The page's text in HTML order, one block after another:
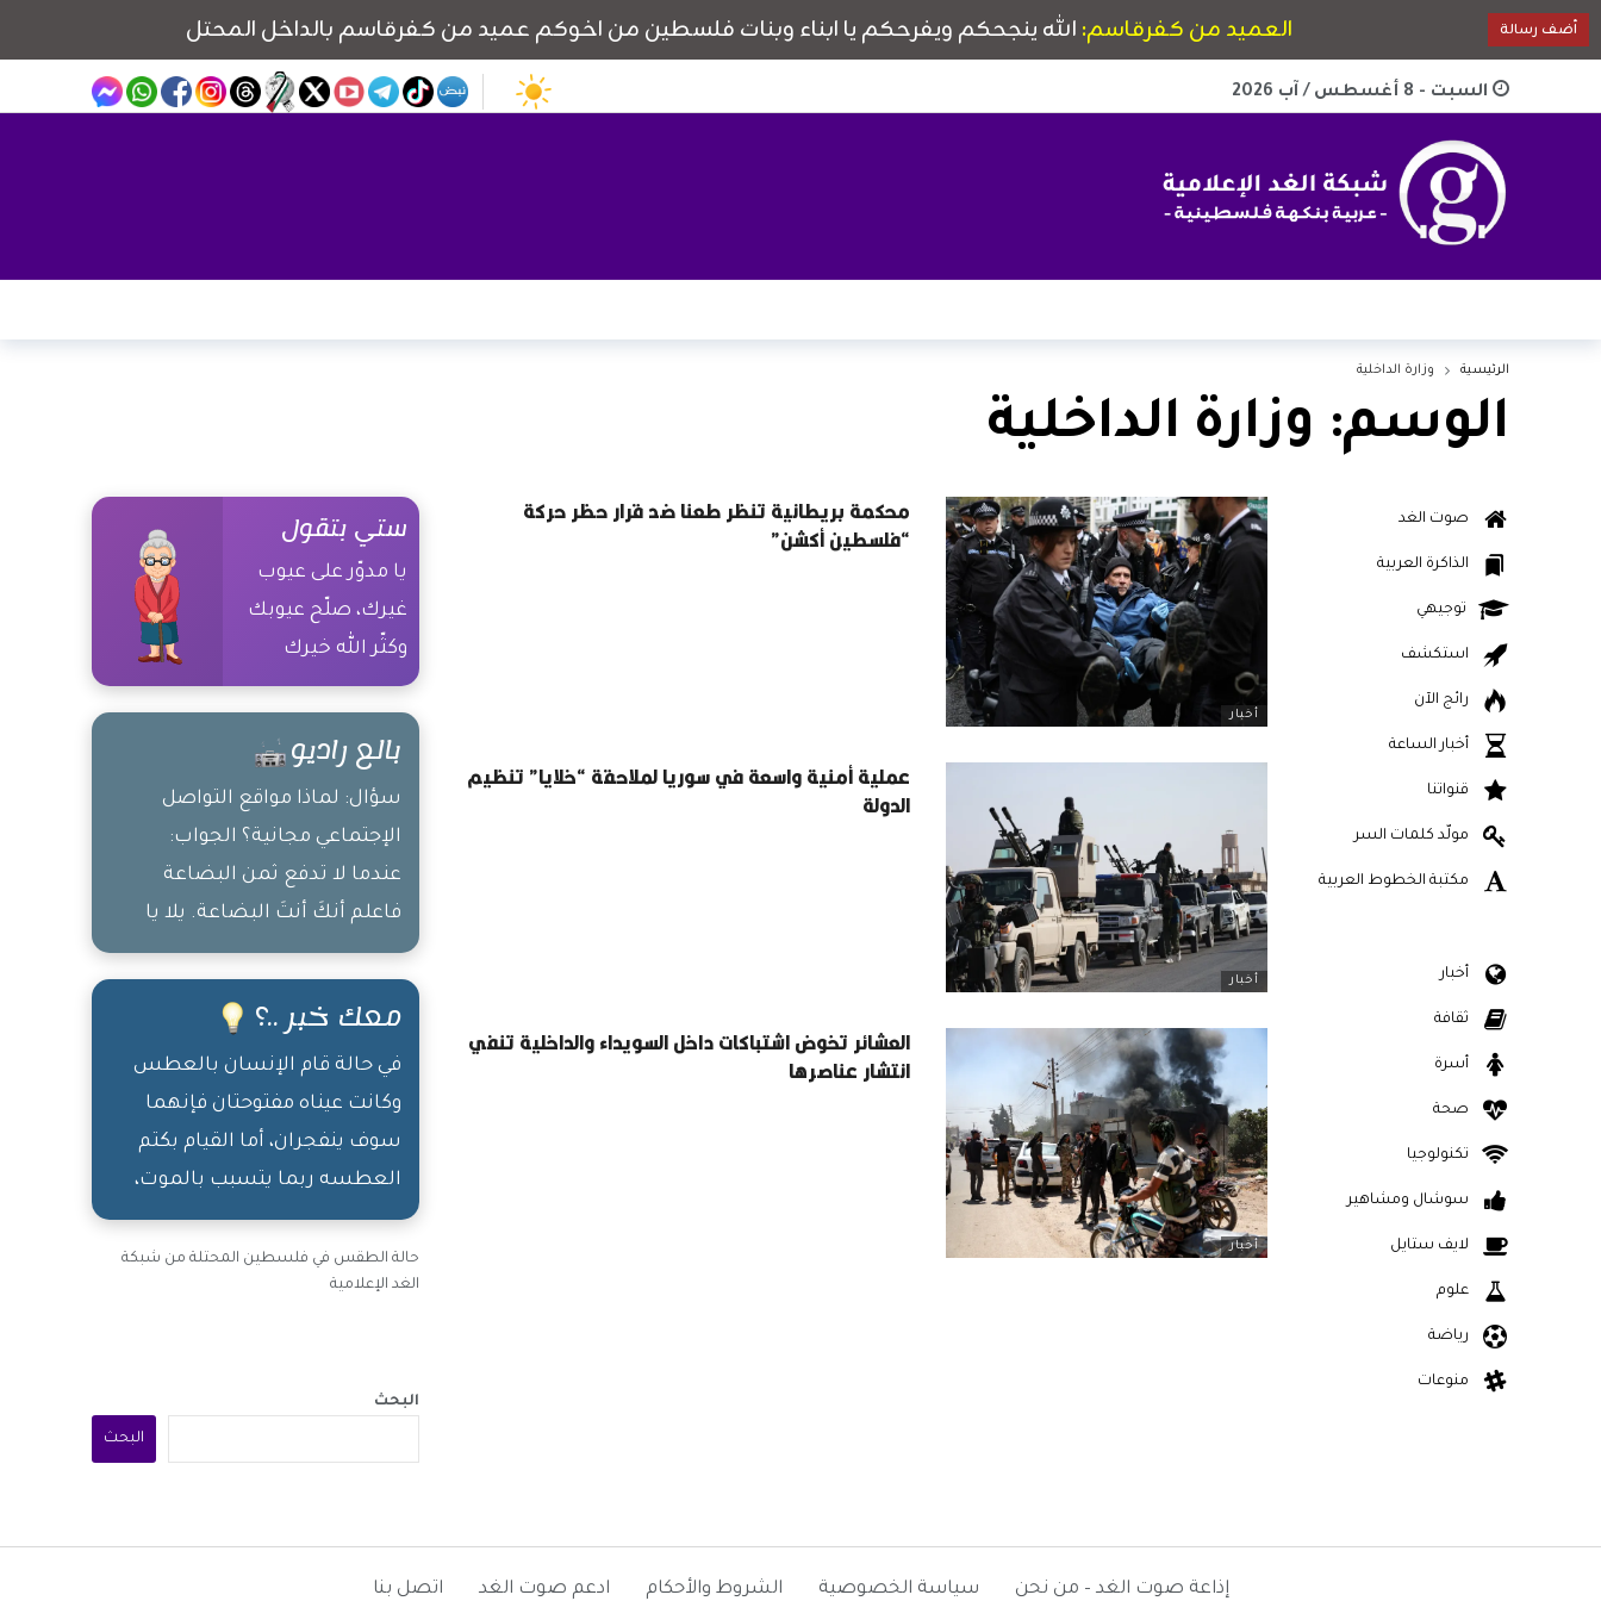
السبت - 8 أغسطس / آب 2026
الرئيسية وزارة الداخلية
الوسم: وزارة الداخلية
أخبار
محكمة بريطانية تنظر طعنا ضد قرار حظر حركة
“فلسطين أكشن”
أخبار
عملية أمنية واسعة في سوريا لملاحقة “خلايا” تنظيم
الدولة
أخبار
العشائر تخوض اشتباكات داخل السويداء والداخلية تنفي
انتشار عناصرها
ستي بتقول
يا مدوّر على عيوب
غيرك، صلّح عيوبك
وكثّر الله خيرك
بالع راديو
سؤال: لماذا مواقع التواصل
الإجتماعي مجانية؟ الجواب:
عندما لا تدفع ثمن البضاعة
فاعلم أنكَ أنتَ البضاعة. يلا يا
جماعة كل واحد ع بيته، قعدة
معك خبر ..؟
في حالة قام الإنسان بالعطس
وكانت عيناه مفتوحتان فإنهما
سوف ينفجران، أما القيام بكتم
العطسه ربما يتسبب بالموت،
نتيجة حدوث إنفجار بالوعاء
الدموي الموجود بالرقبة أو
بالرأس
حالة الطقس في فلسطين المحتلة من شبكة
الغد الإعلامية
البحث
البحث
صوت الغد
الذاكرة العربية
توجيهي
استكشف
رائج الآن
أخبار الساعة
قنواتنا
مولّد كلمات السر
مكتبة الخطوط العربية
أخبار
ثقافة
أسرة
صحة
تكنولوجيا
سوشال ومشاهير
لايف ستايل
علوم
رياضة
منوعات
إذاعة صوت الغد – من نحن سياسة الخصوصية الشروط والأحكام ادعم صوت الغد اتصل بنا